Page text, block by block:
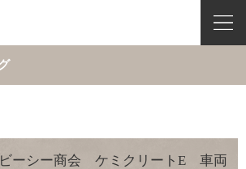
ーシー商会 ケミクリートE 車両